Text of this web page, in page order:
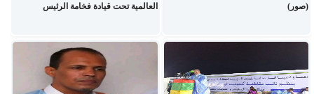
(صور)
العالمية تحت قيادة فخامة الرئيس